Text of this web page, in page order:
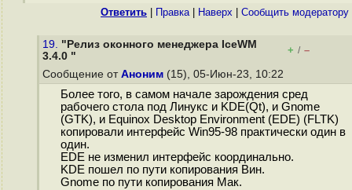
Ответить Правка| Наверх Cообщить модератору
19. "Релиз оконного менеджера IceWM
3.4.0 "
+ / –
Сообщение от Аноним (15), 05-Июн-23, 10:22
Более того, в самом начале зарождения сред
рабочего стола под Линукс и KDE(Qt), и Gnome
(GTK), и Equinox Desktop Environment (EDE) (FLTK)
копировали интерфейс Win95-98 практически один в
один.
EDE не изменил интерфейс координально.
KDE пошел по пути копирования Вин.
Gnome по пути копирования Мак.